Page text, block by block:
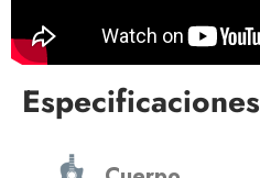
Especificaciones